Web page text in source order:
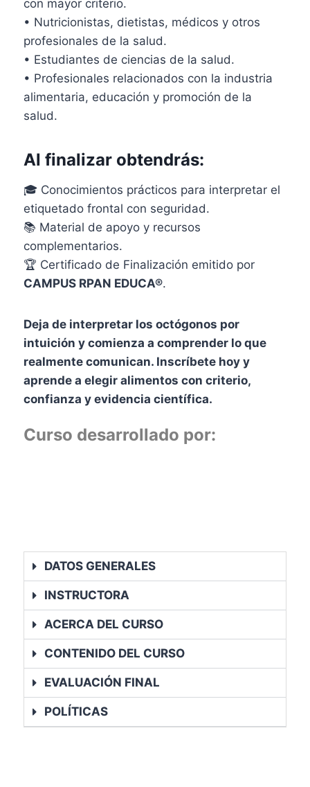
con mayor criterio.
• Nutricionistas, dietistas, médicos y otros
profesionales de la salud.
• Estudiantes de ciencias de la salud.
• Profesionales relacionados con la industria
alimentaria, educación y promoción de la
salud.
Al finalizar obtendrás:
🎓 Conocimientos prácticos para interpretar el
etiquetado frontal con seguridad.
📚 Material de apoyo y recursos
complementarios.
🏆 Certificado de Finalización emitido por
CAMPUS RPAN EDUCA®.
Deja de interpretar los octógonos por
intuición y comienza a comprender lo que
realmente comunican. Inscríbete hoy y
aprende a elegir alimentos con criterio,
confianza y evidencia científica.
Curso desarrollado por:
DATOS GENERALES
INSTRUCTORA
ACERCA DEL CURSO
CONTENIDO DEL CURSO
EVALUACIÓN FINAL
POLÍTICAS